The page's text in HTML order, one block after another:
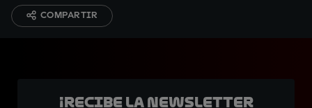
COMPARTIR
¡Recibe la Newsletter